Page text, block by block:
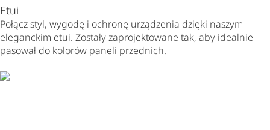
Etui
Połącz styl, wygodę i ochronę urządzenia dzięki naszym
eleganckim etui. Zostały zaprojektowane tak, aby idealnie
pasował do kolorów paneli przednich.